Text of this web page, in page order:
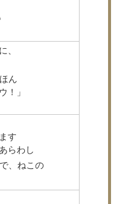
、
ほん
！」
す
らわし
、ねこの